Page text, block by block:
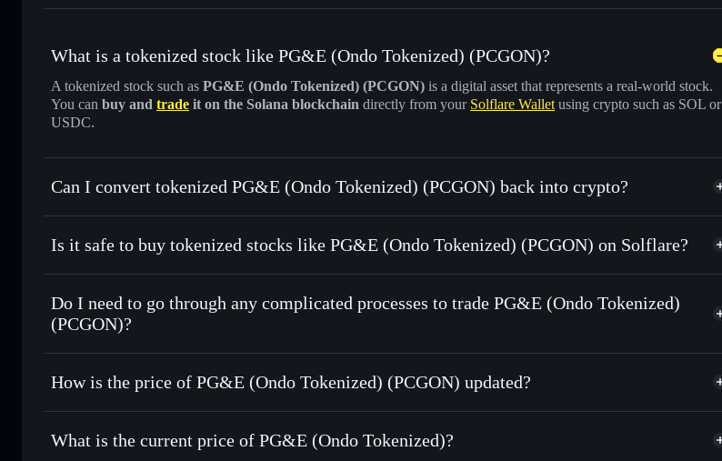
What is a tokenized stock like PG&E (Ondo Tokenized) (PCGON)?
A tokenized stock such as PG&E (Ondo Tokenized) (PCGON) is a digital asset that represents a real-world stock.
You can buy and trade it on the Solana blockchain directly from your Solflare Wallet using crypto such as SOL or
USDC.
Can I convert tokenized PG&E (Ondo Tokenized) (PCGON) back into crypto?
PG&E (Ondo Tokenized) swapped for USDC or SOL anytime
Is it safe to buy tokenized stocks like PG&E (Ondo Tokenized) (PCGON) on Solflare?
1:1 backed, on-chain, and transparently verified
Do I need to go through any complicated processes to trade PG&E (Ondo Tokenized)
(PCGON)?
How is the price of PG&E (Ondo Tokenized) (PCGON) updated?
PG&E (Ondo Tokenized) match the real-world stock price
What is the current price of PG&E (Ondo Tokenized)?